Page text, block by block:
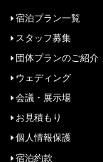
宿泊プラン一覧
スタッフ募集
団体プランのご紹介
ウェディング
会議・展示場
お見積もり
個人情報保護
宿泊約款